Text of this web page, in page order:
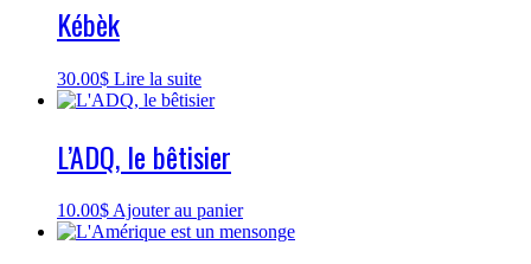
Kébèk
30.00$ Lire la suite
L’ADQ, le bêtisier
10.00$Ajouter au panier